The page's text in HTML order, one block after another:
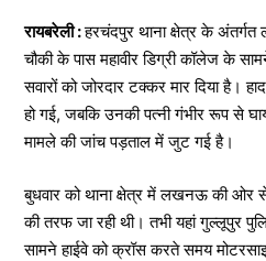
रायबरेली :हरचंदपुर थाना क्षेत्र के
चौकी के पास महावीर डिग्री कॉलेज के
सवारों को जोरदार टक्कर मार दिया है।
हो गई, जबकि उनकी पत्नी गंभीर रूप से
मामले की जांच पड़ताल में जुट गई है।
बुधवार को थाना क्षेत्र में लखनऊ की ओर से
की तरफ जा रही थी। तभी यहां गुल्लूपुर
सामने हाईवे को क्रॉस करते समय